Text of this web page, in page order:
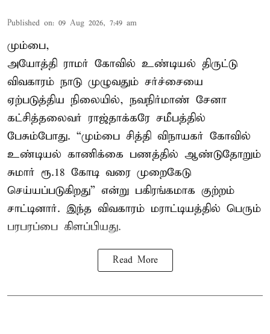
Published on: 09 Aug 2026, 7:49 am
மும்பை,
அயோத்தி ராமர் கோவில் உண்டியல் திருட்டு
விவகாரம் நாடு முழுவதும் சர்ச்சையை
ஏற்படுத்திய நிலையில், நவநிர்மாண் சேனா
கட்சித்தலைவர் ராஜ்தாக்கரே சமீபத்தில்
பேசும்போது. “மும்பை சித்தி விநாயகர் கோவில்
உண்டியல் காணிக்கை பணத்தில் ஆண்டுதோறும்
சுமார் ரூ.18 கோடி வரை முறைகேடு
செய்யப்படுகிறது” என்று பகிரங்கமாக குற்றம்
சாட்டினார். இந்த விவகாரம் மராட்டியத்தில் பெரும்
பரபரப்பை கிளப்பியது.
Read More